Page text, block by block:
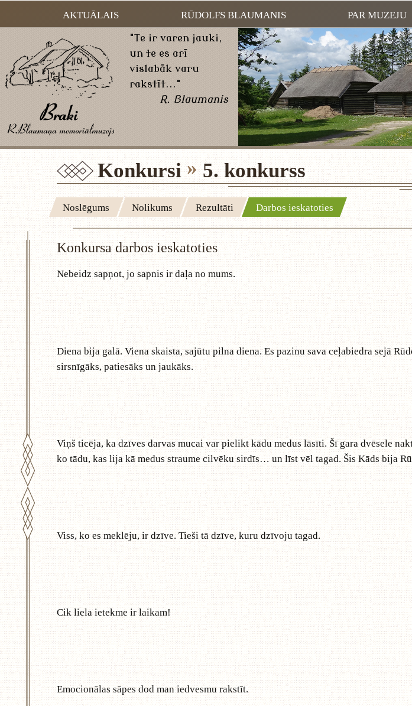
AKTUĀLAIS RŪDOLFS BLAUMANIS PAR MUZEJU
"Te ir varen jauki,
un te es arī
vislabāk varu
rakstīt..."
R. Blaumanis
Konkursi 5. konkurss
Noslēgums Nolikums Rezultāti Darbos ieskatoties
Konkursa darbos ieskatoties
Nebeidz sapņot, jo sapnis ir daļa no mums.
Diena bija galā. Viena skaista, sajūtu pilna diena. Es pazinu sava ceļabiedra sejā
sirsnīgāks, patiesāks un jaukāks.
Viņš ticēja, ka dzīves darvas mucai var pielikt kādu medus lāsīti. Šī gara dvēsele
ko tādu, kas lija kā medus straume cilvēku sirdīs… un līst vēl tagad. Šis Kāds bija
Viss, ko es meklēju, ir dzīve. Tieši tā dzīve, kuru dzīvoju tagad.
Cik liela ietekme ir laikam!
Emocionālas sāpes dod man iedvesmu rakstīt.